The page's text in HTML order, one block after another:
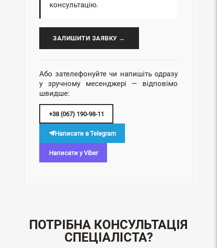
консультацію.
ЗАЛИШИТИ ЗАЯВКУ →
Або зателефонуйте чи напишіть одразу
у зручному месенджері — відповімо
швидше:
+38 (067) 190-98-11
Написати в Telegram
Написати у Viber
ПОТРІБНА КОНСУЛЬТАЦІЯ
СПЕЦІАЛІСТА?